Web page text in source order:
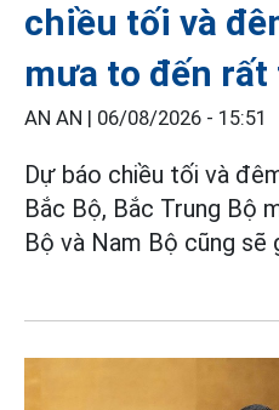
chiều tối và
mưa to đến rất
AN AN | 06/08/2026 - 15:51
Dự báo chiều tối và
Bắc Bộ, Bắc Trung Bộ
Bộ và Nam Bộ cũng sẽ